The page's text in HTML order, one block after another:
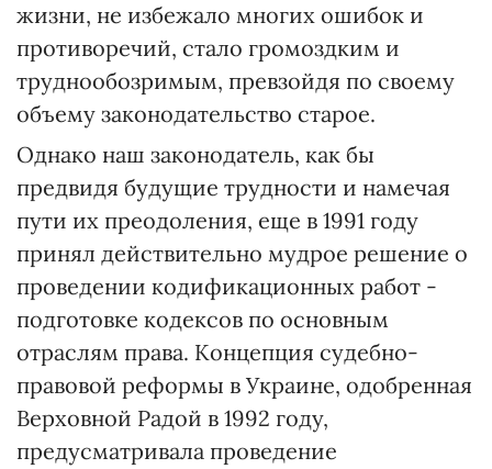
жизни, не избежало многих ошибок и
противоречий, стало громоздким и
труднообозримым, превзойдя по своему
объему законодательство старое.
Однако наш законодатель, как бы
предвидя будущие трудности и намечая
пути их преодоления, еще в 1991 году
принял действительно мудрое решение о
проведении кодификационных работ -
подготовке кодексов по основным
отраслям права. Концепция судебно-
правовой реформы в Украине, одобренная
Верховной Радой в 1992 году,
предусматривала проведение